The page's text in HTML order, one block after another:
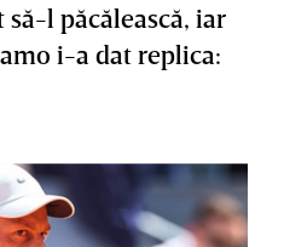
l păcălească, iar
i-a dat replica: